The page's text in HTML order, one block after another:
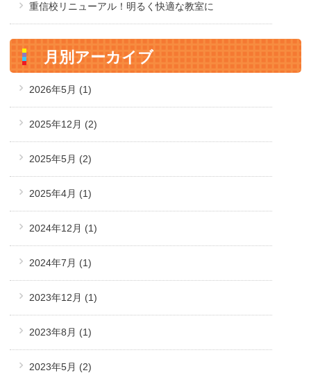
重信校リニューアル！明るく快適な教室に
月別アーカイブ
2026年5月 (1)
2025年12月 (2)
2025年5月 (2)
2025年4月 (1)
2024年12月 (1)
2024年7月 (1)
2023年12月 (1)
2023年8月 (1)
2023年5月 (2)